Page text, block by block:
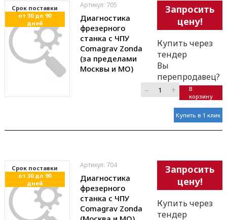
Cрок поставки
от 30 до 90
дней
Артикул: 705
Диагностика
фрезерного
станка с ЧПУ
Comagrav Zonda
(за пределами
Москвы и МО)
Запросить
цену!
Купить через
тендер
Вы
перепродавец?
–
+
В
корзину
Купить в 1 клик
Cрок поставки
от 30 до 90
дней
Артикул: 704
Диагностика
фрезерного
станка с ЧПУ
Comagrav Zonda
Запросить
цену!
Купить через
тендер